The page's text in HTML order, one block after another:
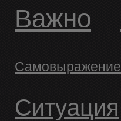
Важно
Самовыражение
Ситуация